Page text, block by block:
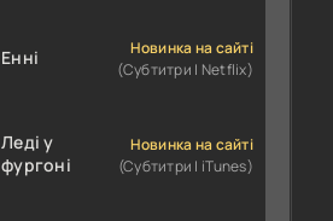
Енні
Новинка на сайті
(Субтитри | Netflix)
Леді у
фургоні
Новинка на сайті
(Субтитри | iTunes)